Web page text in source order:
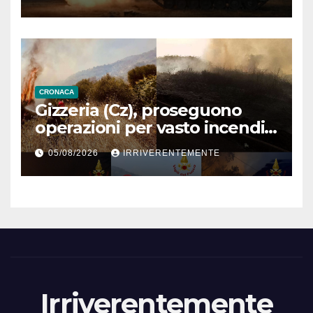
guerra Iran (link)
CRONACA
Gizzeria (Cz), proseguono
operazioni per vasto incendio
boschivo in contrada Destro
05/08/2026 IRRIVERENTEMENTE
Irriverentemente